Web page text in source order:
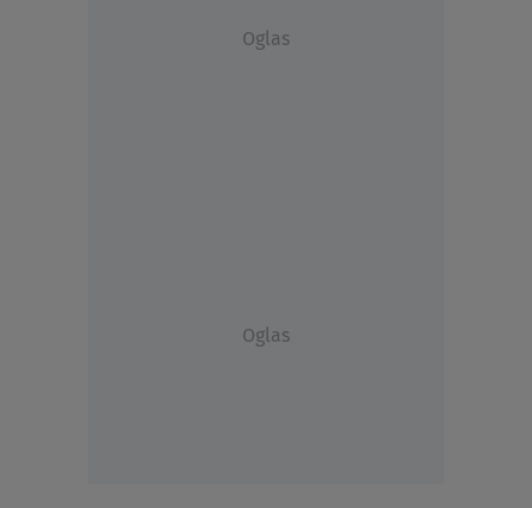
Oglas
Oglas